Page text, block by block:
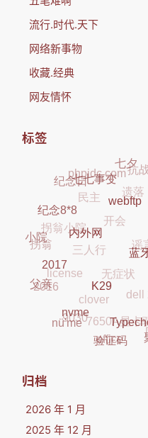
流行.时代.天下
网络新事物
收藏.经典
网友情怀
标签
验证码
office
7650A显卡驱动
dell
nvme
nü'me
9030
clover
无症状
谣言
内外网
2017
父亲
2016
license
三人行
开会
遗落
抗
七夕
七七事变
纪念8*8
小院
拐翁
拐翁小院
民主
phpidc.com
纪念日
归档
2026 年 1 月
2025 年 12 月